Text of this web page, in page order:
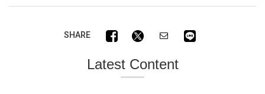
SHARE
Latest Content